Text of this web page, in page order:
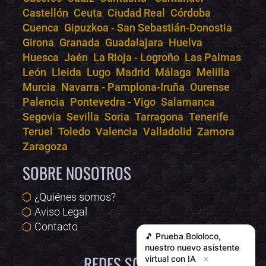
Castellón Ceuta Ciudad Real Córdoba
Cuenca Gipuzkoa - San Sebastián-Donostia
Girona Granada Guadalajara Huelva
Huesca Jaén La Rioja - Logroño Las Palmas
León Lleida Lugo Madrid Málaga Melilla
Murcia Navarra - Pamplona-Iruña Ourense
Palencia Pontevedra - Vigo Salamanca
Segovia Sevilla Soria Tarragona Tenerife
Teruel Toledo Valencia Valladolid Zamora
Zaragoza
SOBRE NOSOTROS
¿Quiénes somos?
Aviso Legal
Contacto
🎵 Prueba Bololoco,
nuestro nuevo asistente
virtual con IA
✕